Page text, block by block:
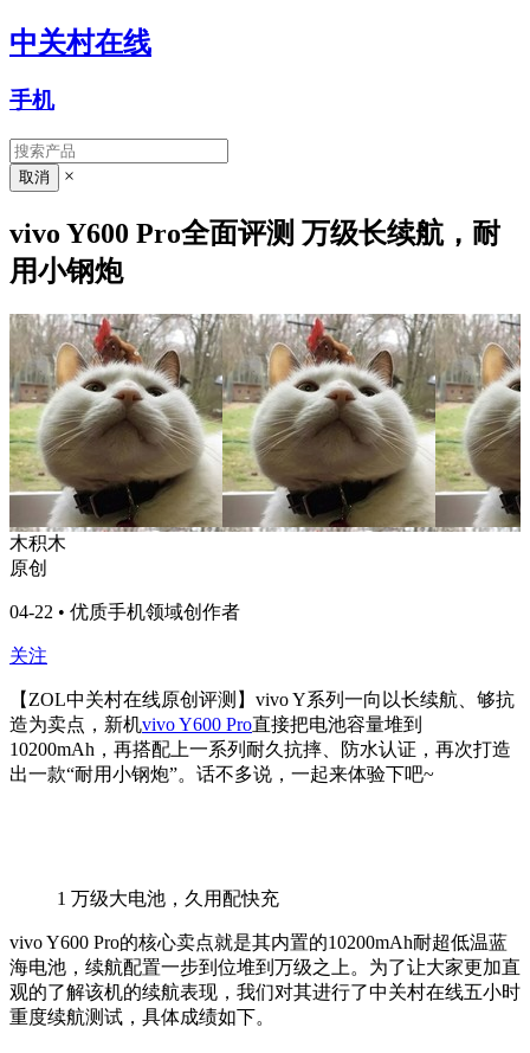
中关村在线
手机
×
vivo Y600 Pro全面评测 万级长续航，耐
用小钢炮
木积木
原创
04-22 • 优质手机领域创作者
关注
【 ZOL中关村在线原创评测】 vivo Y系列一向以长续航、够抗
造为卖点，新机vivo Y600 Pro直接把电池容量堆到
10200mAh ，再搭配上一系列耐久抗摔、防水认证，再次打造
出一款“耐用小钢炮”。话不多说，一起来体验下吧~
1 万级大电池，久用配快充
vivo Y600 Pro的核心卖点就是其内置的10200mAh耐超低温蓝
海电池，续航配置一步到位堆到万级之上。为了让大家更加直
观的了解该机的续航表现，我们对其进行了中关村在线五小时
重度续航测试，具体成绩如下。